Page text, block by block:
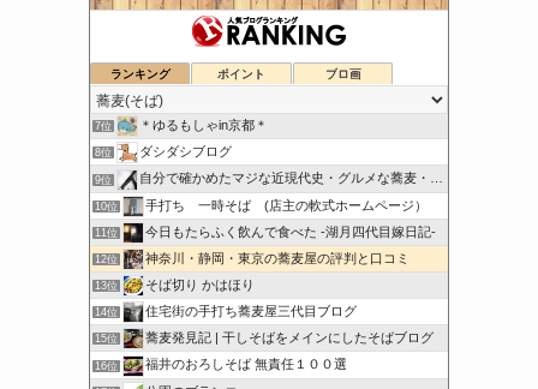
ランキング ポイント ブロ画
日刊『水と蕎麦 研究図鑑』
6位 こちら出石町 出石そばの「田中屋食品製造部」
7位 ＊ゆるもしゃin京都＊
8位 ダシダシブログ
9位 自分で確かめたマジな近現代史・グルメな蕎麦・キレイなお花さん
10位 手打ち 一時そば (店主の軟式ホームページ）
11位 今日もたらふく飲んで食べた -湖月四代目嫁日記-
12位 神奈川・静岡・東京の蕎麦屋の評判と口コミ
13位 そば切り かはほり
14位 住宅街の手打ち蕎麦屋三代目ブログ
15位 蕎麦発見記 | 干しそばをメインにしたそばブログ
16位 福井のおろしそば 無責任１００選